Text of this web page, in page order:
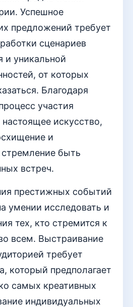
Успешное
предложений требует
сценариев
и уникальной
от которых
Благодаря
участия
искусство,
и
быть
встреч.
престижных событий
умении исследовать и
тех, кто стремится к
всем. Выстраивание
требует
который предполагает
самых креативных
индивидуальных